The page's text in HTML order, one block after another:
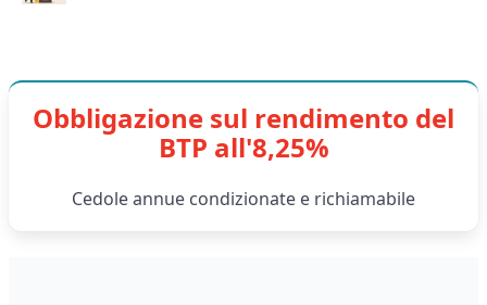
Obbligazione sul rendimento del
BTP all'8,25%
Cedole annue condizionate e richiamabile